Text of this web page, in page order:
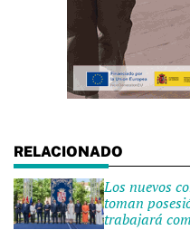
Los nuevos
toman
trabajará